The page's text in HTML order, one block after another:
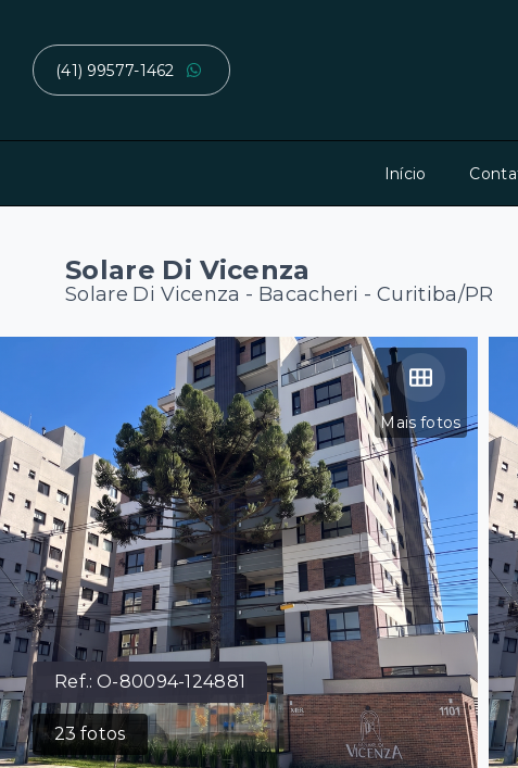
(41) 99577-1462
Início
Solare Di Vicenza
Solare Di Vicenza - Bacacheri - Curitiba/PR
Ref.:O-80094-124881
23 fotos
Mais fotos